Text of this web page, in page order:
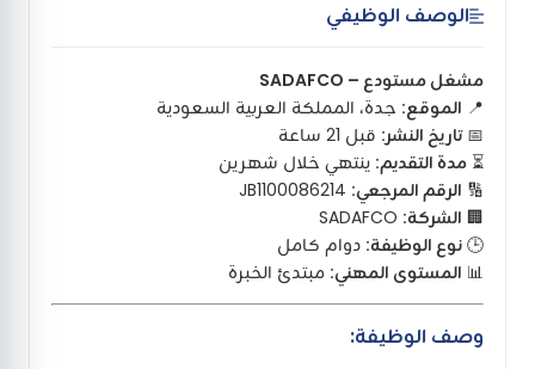
الوصف الوظيفي
مشغل مستودع – SADAFCO
📍 الموقع: جدة، المملكة العربية السعودية
📅تاريخ النشر: قبل 21 ساعة
⏳ مدة التقديم: ينتهي خلال شهرين
🔢 الرقم المرجعي:
🏢 الشركة:
🕒 نوع الوظيفة: دوام كامل
📊 المستوى المهني: مبتدئ الخبرة
وصف الوظيفة: